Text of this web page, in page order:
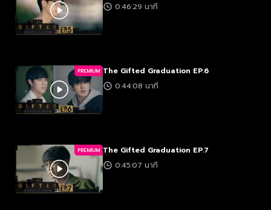
0:46:29 นาที
PREMIUM The Gifted Graduation EP.6
0:44:08 นาที
PREMIUM The Gifted Graduation EP.7
0:45:07 นาที